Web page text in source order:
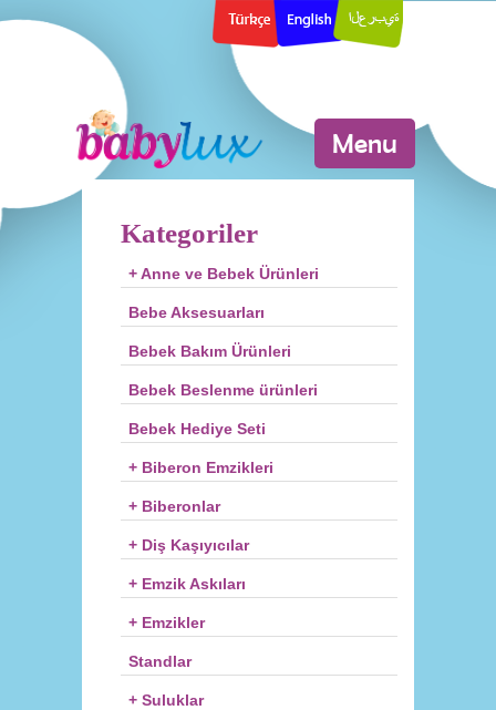
Menu
Kategoriler
+ Anne ve Bebek Ürünleri
Bebe Aksesuarları
Bebek Bakım Ürünleri
Bebek Beslenme ürünleri
Bebek Hediye Seti
+ Biberon Emzikleri
+ Biberonlar
+ Diş Kaşıyıcılar
+ Emzik Askıları
+ Emzikler
Standlar
+ Suluklar